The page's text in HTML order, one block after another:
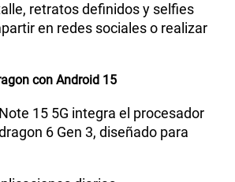
retratos definidos y selfies
en redes sociales o realizar
con Android 15
15 5G integra el procesador
6 Gen 3, diseñado para